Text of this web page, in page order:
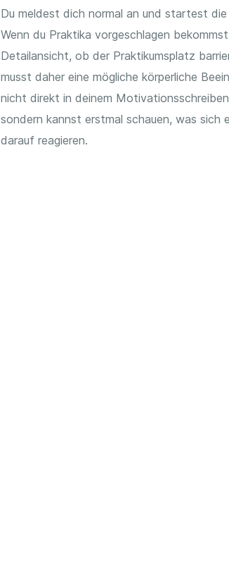
Du meldest dich normal an und startest die
Wenn du Praktika vorgeschlagen
Detailansicht, ob der Praktikumsplatz
musst daher eine mögliche körperliche
nicht direkt in deinem
sondern kannst erstmal schauen, was sich
darauf reagieren.